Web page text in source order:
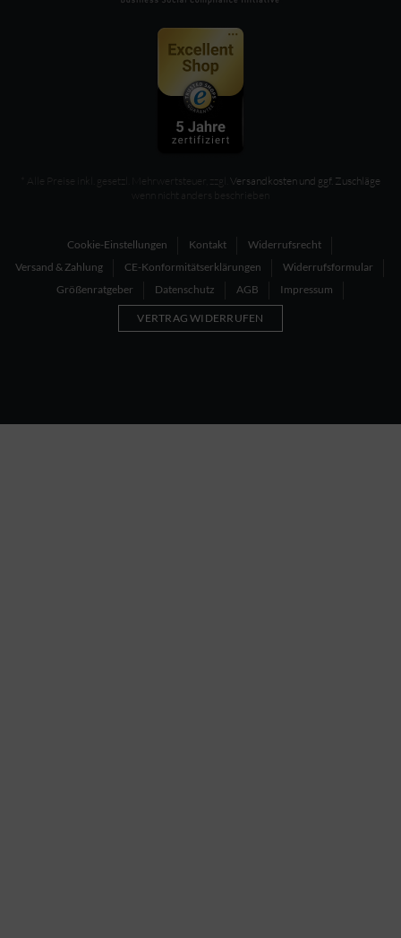
* Alle Preise inkl. gesetzl. Mehrwertsteuer, zzgl. Versandkosten und ggf. Zuschläge
wenn nicht anders beschrieben
Cookie-Einstellungen Kontakt
Widerrufsrecht
Versand & Zahlung
CE-Konformitätserklärungen
Widerrufsformular
Größenratgeber
Datenschutz AGB Impressum
VERTRAG WIDERRUFEN